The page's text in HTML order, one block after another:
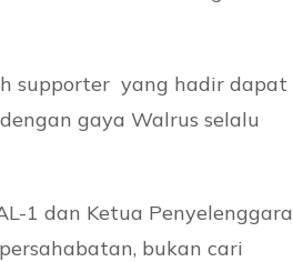
supporter yang hadir dapat
gaya Walrus selalu
1 dan Ketua Penyelenggara
bukan cari